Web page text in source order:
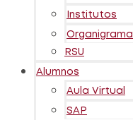
Institutos
Organigrama
RSU
Alumnos
Aula Virtual
SAP